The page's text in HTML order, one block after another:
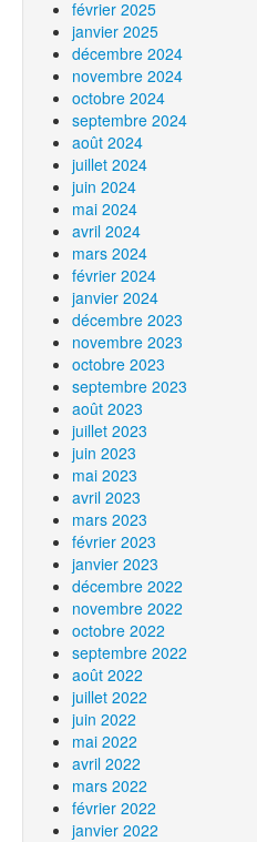
février 2025
janvier 2025
décembre 2024
novembre 2024
octobre 2024
septembre 2024
août 2024
juillet 2024
juin 2024
mai 2024
avril 2024
mars 2024
février 2024
janvier 2024
décembre 2023
novembre 2023
octobre 2023
septembre 2023
août 2023
juillet 2023
juin 2023
mai 2023
avril 2023
mars 2023
février 2023
janvier 2023
décembre 2022
novembre 2022
octobre 2022
septembre 2022
août 2022
juillet 2022
juin 2022
mai 2022
avril 2022
mars 2022
février 2022
janvier 2022